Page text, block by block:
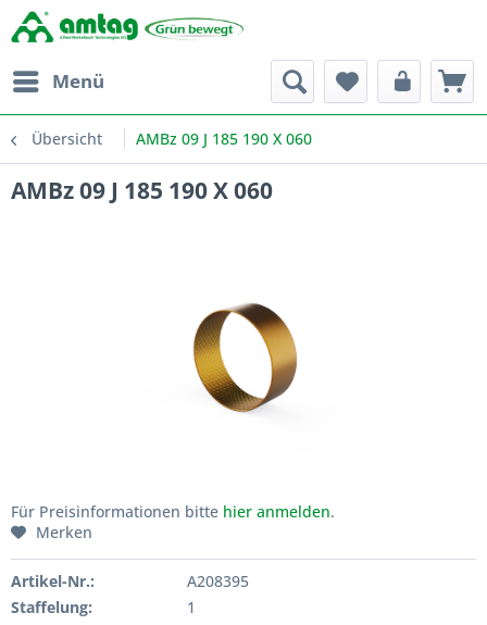
Menü
Übersicht AMBz 09 J 185 190 X 060
AMBz 09 J 185 190 X 060
Für Preisinformationen bitte hier anmelden.
Merken
Artikel-Nr.:
A208395
Staffelung:
1